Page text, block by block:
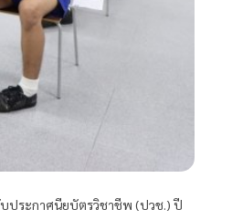
บประกาศนียบัตรวิชาชีพ (ปวช.) ปี